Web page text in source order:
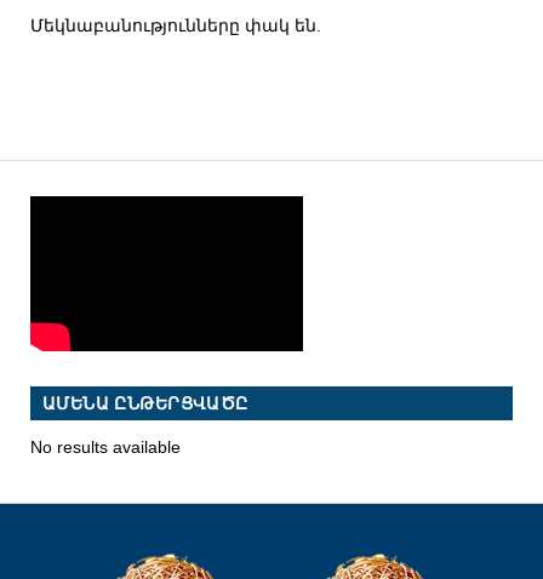
Մեկնաբանությունները փակ են.
ԱՄԵՆԱ ԸՆԹԵՐՑՎԱԾԸ
No results available